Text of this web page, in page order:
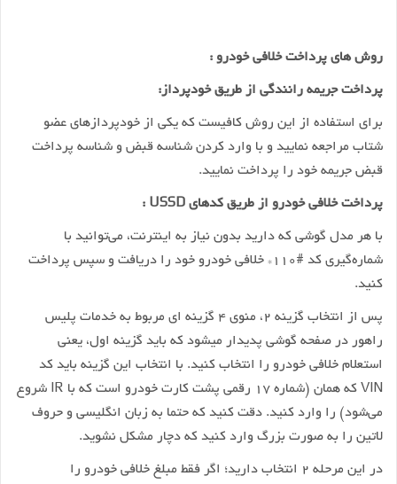
روش های پرداخت خلافی خودرو :
پرداخت جریمه رانندگی از طریق خودپرداز:
برای استفاده از این روش کافیست که یکی از خودپردازهای عضو
شتاب مراجعه نمایید و با وارد کردن شناسه قبض و شناسه پرداخت
قبض جریمه خود را پرداخت نمایید.
پرداخت خلافی خودرو از طریق کدهای USSD :
با هر مدل گوشی که دارید بدون نیاز به اینترنت، می‌توانید با
شماره‌گیری کد #۱۱۰* خلافی خودرو خود را دریافت و سپس پرداخت
کنید.
پس از انتخاب گزینه ۲، منوی ۴ گزینه ای مربوط به خدمات پلیس
راهور در صفحه گوشی پدیدار میشود که باید گزینه اول، یعنی
استعلام خلافی خودرو را انتخاب کنید. با انتخاب این گزینه باید کد
VIN که همان (شماره‌ ۱۷ رقمی پشت کارت خودرو است که با IR شروع
می‌شود) را وارد کنید. دقت کنید که حتما به زبان انگلیسی و حروف
لاتین را به صورت بزرگ وارد کنید که دچار مشکل نشوید.
در این مرحله ۲ انتخاب دارید؛ اگر فقط مبلغ خلافی خودرو را